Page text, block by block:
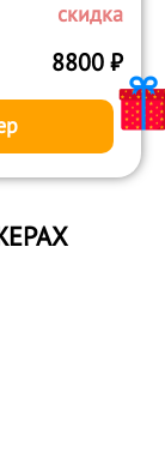
скидка
8800 ₽